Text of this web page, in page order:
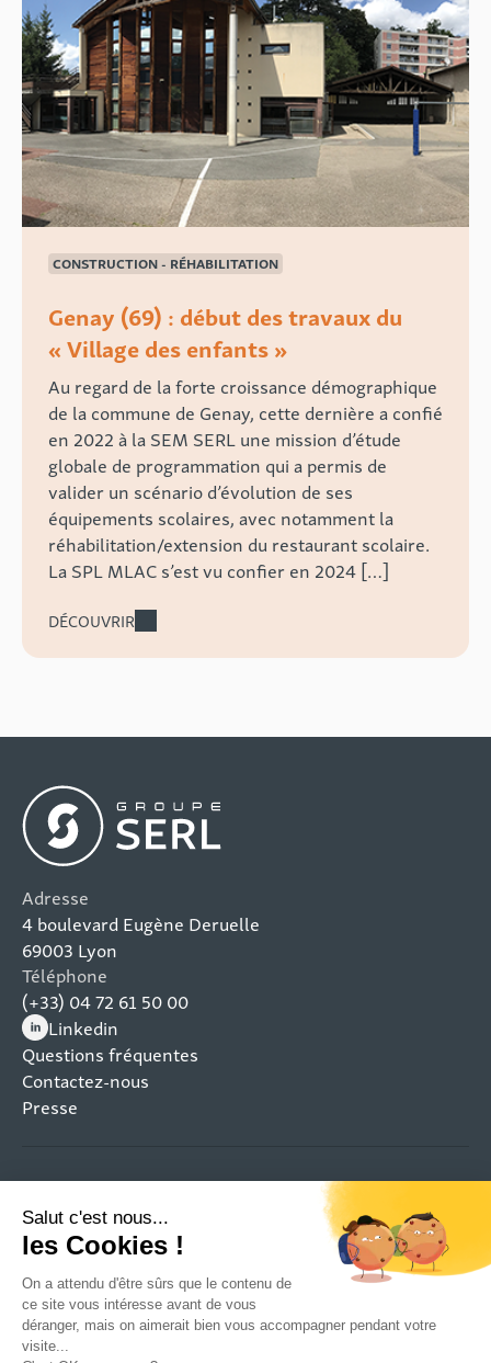
CONSTRUCTION - RÉHABILITATION
Genay (69) : début des travaux du
« Village des enfants »
Au regard de la forte croissance démographique
de la commune de Genay, cette dernière a confié
en 2022 à la SEM SERL une mission d’étude
globale de programmation qui a permis de
valider un scénario d’évolution de ses
équipements scolaires, avec notamment la
réhabilitation/extension du restaurant scolaire.
La SPL MLAC s’est vu confier en 2024 […]
DÉCOUVRIR
Adresse
4 boulevard Eugène Deruelle
69003 Lyon
Téléphone
(+33) 04 72 61 50 00
Linkedin
(nouvelle fenêtre)
Questions fréquentes
Contactez-nous
Presse
Mentions légales
Plan du site
Politique de confidentialité
Restez connecté aux projets qui transforment les
territoires